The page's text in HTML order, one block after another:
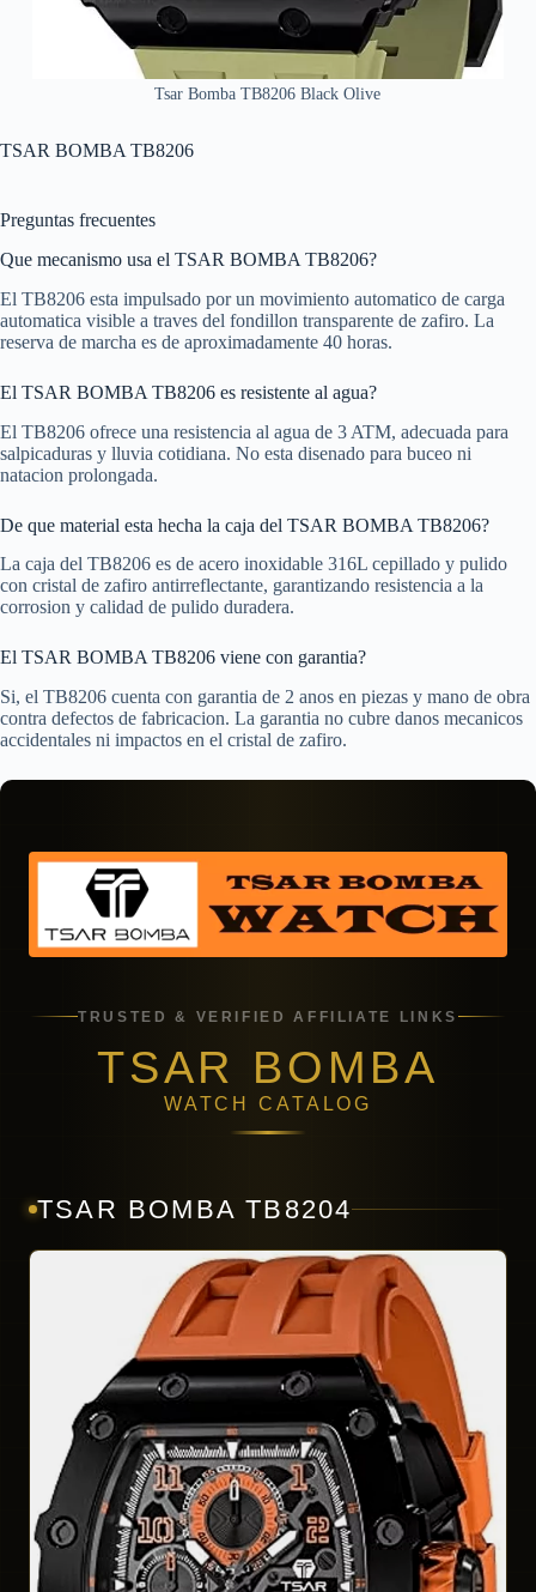
Tsar Bomba TB8206 Black Olive
TSAR BOMBA TB8206
Preguntas frecuentes
Que mecanismo usa el TSAR BOMBA TB8206?
El TB8206 esta impulsado por un movimiento automatico de carga
automatica visible a traves del fondillon transparente de zafiro. La
reserva de marcha es de aproximadamente 40 horas.
El TSAR BOMBA TB8206 es resistente al agua?
El TB8206 ofrece una resistencia al agua de 3 ATM, adecuada para
salpicaduras y lluvia cotidiana. No esta disenado para buceo ni
natacion prolongada.
De que material esta hecha la caja del TSAR BOMBA TB8206?
La caja del TB8206 es de acero inoxidable 316L cepillado y pulido
con cristal de zafiro antirreflectante, garantizando resistencia a la
corrosion y calidad de pulido duradera.
El TSAR BOMBA TB8206 viene con garantia?
Si, el TB8206 cuenta con garantia de 2 anos en piezas y mano de obra
contra defectos de fabricacion. La garantia no cubre danos mecanicos
accidentales ni impactos en el cristal de zafiro.
TRUSTED & VERIFIED AFFILIATE LINKS
TSAR BOMBA
WATCH CATALOG
TSAR BOMBA TB8204